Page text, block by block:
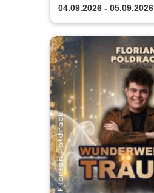
04.09.2026 - 05.09.2026